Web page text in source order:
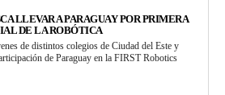
LLEVAR A PARAGUAY POR PRIMERA
DE LA ROBÓTICA
de distintos colegios de Ciudad del Este y
de Paraguay en la FIRST Robotics